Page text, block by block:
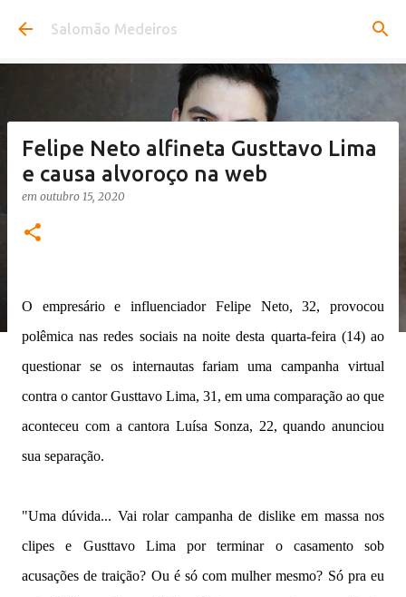
Pular para o conteúdo principal
Salomão Medeiros
Felipe Neto alfineta Gusttavo Lima
e causa alvoroço na web
em outubro 15, 2020
O empresário e influenciador Felipe Neto, 32, provocou
polêmica nas redes sociais na noite desta quarta-feira (14) ao
questionar se os internautas fariam uma campanha virtual
contra o cantor Gusttavo Lima, 31, em uma comparação ao que
aconteceu com a cantora Luísa Sonza, 22, quando anunciou
sua separação.
"Uma dúvida... Vai rolar campanha de dislike em massa nos
clipes e Gusttavo Lima por terminar o casamento sob
acusações de traição? Ou é só com mulher mesmo? Só pra eu